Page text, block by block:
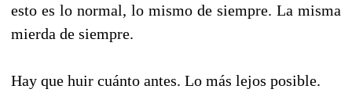
esto es lo normal, lo mismo de siempre. La misma
mierda de siempre.
Hay que huir cuánto antes. Lo más lejos posible.